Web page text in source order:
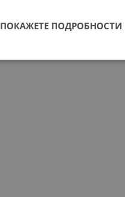
ПОКАЖЕТЕ ПОДРОБНОСТИ